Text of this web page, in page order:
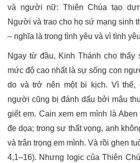
và người nữ: Thiên Chúa tạo
Người và trao cho họ sứ mạng sinh
– nghĩa là trong tình yêu và vì tình
Ngay từ đầu, Kinh Thánh cho
mức độ cao nhất là sự sống con
do và trở nên một bi kịch. Vì thế,
người cũng bị đánh dấu bởi mâu
giết em. Cain xem em mình là
đe dọa; trong sự thất vọng, anh
và trân trọng em mình. Và rồi ghen
4,1–16). Nhưng logic của Thiên